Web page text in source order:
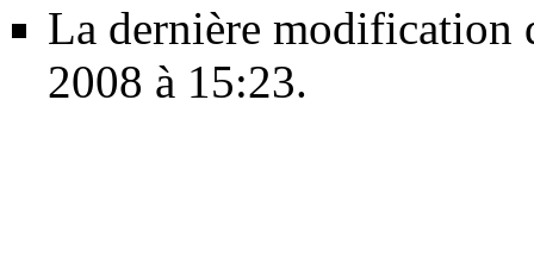
La dernière modification
2008 à 15:23.